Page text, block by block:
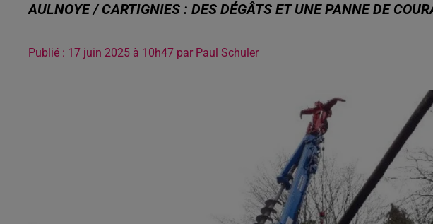
AULNOYE / CARTIGNIES : DES DÉGÂTS ET UNE PANNE DE
Publié : 17 juin 2025 à 10h47 par Paul Schuler
12h00 -
Les